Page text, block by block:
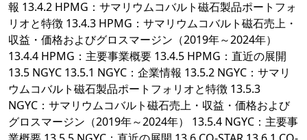
報 13.4.2 HPMG：サマリウムコバルト磁石製品ポートフォ
リオと特徴 13.4.3 HPMG：サマリウムコバルト磁石売上・
収益・価格およびグロスマージン（2019年～2024年）
13.4.4 HPMG：主要事業概要 13.4.5 HPMG：直近の展開
13.5 NGYC 13.5.1 NGYC：企業情報 13.5.2 NGYC：サマリ
ウムコバルト磁石製品ポートフォリオと特徴 13.5.3
NGYC：サマリウムコバルト磁石売上・収益・価格および
グロスマージン（2019年～2024年） 13.5.4 NGYC：主要事